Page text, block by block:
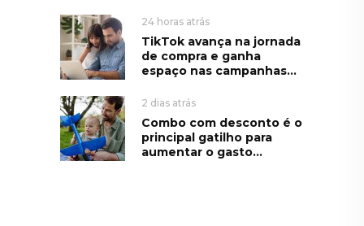
24 horas atrás
TikTok avança na jornada
de compra e ganha
espaço nas campanhas...
2 dias atrás
Combo com desconto é o
principal gatilho para
aumentar o gasto...